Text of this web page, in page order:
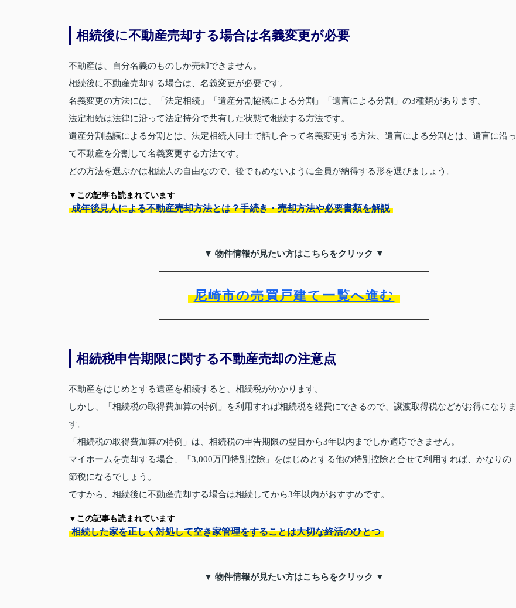
相続後に不動産売却する場合は名義変更が必要
不動産は、自分名義のものしか売却できません。
相続後に不動産売却する場合は、名義変更が必要です。
名義変更の方法には、「法定相続」「遺産分割協議による分割」「遺言による分割」の3種類があります。
法定相続は法律に沿って法定持分で共有した状態で相続する方法です。
遺産分割協議による分割とは、法定相続人同士で話し合って名義変更する方法、遺言による分割とは、遺言に沿っ
て不動産を分割して名義変更する方法です。
どの方法を選ぶかは相続人の自由なので、後でもめないように全員が納得する形を選びましょう。
▼この記事も読まれています
成年後見人による不動産売却方法とは？手続き・売却方法や必要書類を解説
▼ 物件情報が見たい方はこちらをクリック ▼
尼崎市の売買戸建て一覧へ進む
相続税申告期限に関する不動産売却の注意点
不動産をはじめとする遺産を相続すると、相続税がかかります。
しかし、「相続税の取得費加算の特例」を利用すれば相続税を経費にできるので、譲渡取得税などがお得になりま
す。
「相続税の取得費加算の特例」は、相続税の申告期限の翌日から3年以内までしか適応できません。
マイホームを売却する場合、「3,000万円特別控除」をはじめとする他の特別控除と合せて利用すれば、かなりの
節税になるでしょう。
ですから、相続後に不動産売却する場合は相続してから3年以内がおすすめです。
▼この記事も読まれています
相続した家を正しく対処して空き家管理をすることは大切な終活のひとつ
▼ 物件情報が見たい方はこちらをクリック ▼